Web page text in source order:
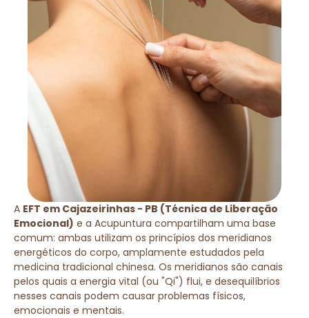
A EFT em Cajazeirinhas - PB (Técnica de Liberação
Emocional) e a Acupuntura compartilham uma base
comum: ambas utilizam os princípios dos meridianos
energéticos do corpo, amplamente estudados pela
medicina tradicional chinesa. Os meridianos são canais
pelos quais a energia vital (ou "Qi") flui, e desequilíbrios
nesses canais podem causar problemas físicos,
emocionais e mentais.